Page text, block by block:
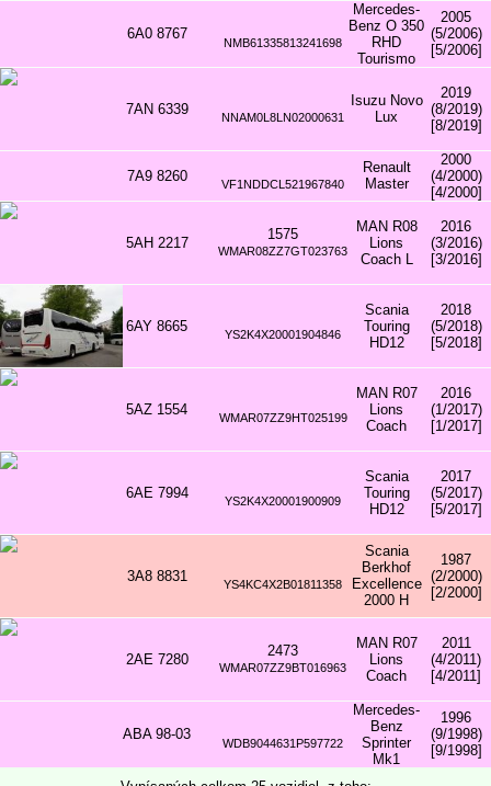
6A0 8767
NMB61335813241698
Mercedes-
Benz O 350
RHD
Tourismo
2005
(5/2006)
[5/2006]
7AN 6339 NNAM0L8LN02000631
Isuzu Novo
Lux
2019
(8/2019)
[8/2019]
7A9 8260 VF1NDDCL521967840
Renault
Master
2000
(4/2000)
[4/2000]
5AH 2217
1575
WMAR08ZZ7GT023763
MAN R08
Lions
Coach L
2016
(3/2016)
[3/2016]
6AY 8665 YS2K4X20001904846
Scania
Touring
HD12
2018
(5/2018)
[5/2018]
5AZ 1554 WMAR07ZZ9HT025199
MAN R07
Lions
Coach
2016
(1/2017)
[1/2017]
6AE 7994 YS2K4X20001900909
Scania
Touring
HD12
2017
(5/2017)
[5/2017]
3A8 8831 YS4KC4X2B01811358
Scania
Berkhof
Excellence
2000 H
1987
(2/2000)
[2/2000]
2AE 7280
2473
WMAR07ZZ9BT016963
MAN R07
Lions
Coach
2011
(4/2011)
[4/2011]
ABA 98-03
WDB9044631P597722
Mercedes-
Benz
Sprinter
Mk1
1996
(9/1998)
[9/1998]